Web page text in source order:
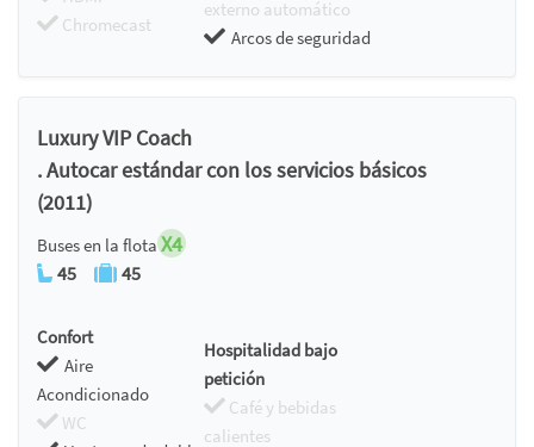
Chromecast
externo automático
Arcos de seguridad
Luxury VIP Coach
. Autocar estándar con los servicios básicos
(2011)
Buses en la flota X4
45 45
Confort
Aire
Acondicionado
WC
Hospitalidad bajo
petición
Café y bebidas
calientes